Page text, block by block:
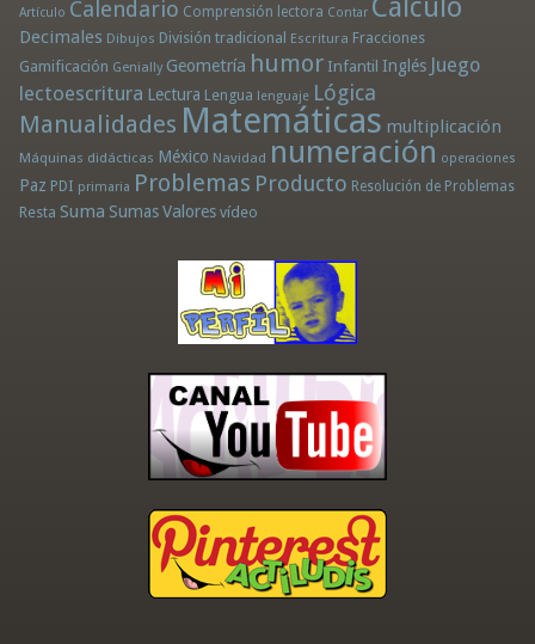
Artículo Calendario Comprensión lectora Contar Cálculo
Decimales Dibujos División tradicional Escritura Fracciones
Gamificación Genially Geometría humor Infantil Inglés Juego
lectoescritura Lectura Lengua lenguaje Lógica
Manualidades Matemáticas multiplicación
Máquinas didácticas México Navidad numeración operaciones
Paz PDI primaria Problemas Producto Resolución de Problemas
Resta Suma Sumas Valores vídeo